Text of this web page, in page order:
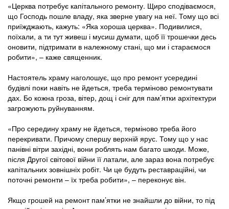
«Церква потребує капітального ремонту. Щиро сподіваємося,
що Господь пошле владу, яка зверне увагу на неї. Тому що всі
приїжджають, кажуть: «Яка хороша церква». Подивилися,
поїхали, а ти тут живеш і мусиш думати, щоб її трошечки десь
оновити, підтримати в належному стані, що ми і стараємося
робити», – каже священник.
Настоятель храму наголошує, що про ремонт усередині
будівлі поки навіть не йдеться, треба терміново ремонтувати
дах. Бо кожна гроза, вітер, дощ і сніг для пам’ятки архітектури
загрожують руйнуванням.
«Про середину храму не йдеться, терміново треба його
перекривати. Причому спершу верхній ярус. Тому що у нас
панівні вітри західні, вони роблять нам багато шкоди. Може,
після Другої світової війни її латали, але зараз вона потребує
капітальних зовнішніх робіт. Чи це будуть реставраційні, чи
поточні ремонти – їх треба робити», – переконує він.
Якщо грошей на ремонт пам’ятки не знайшли до війни, то під